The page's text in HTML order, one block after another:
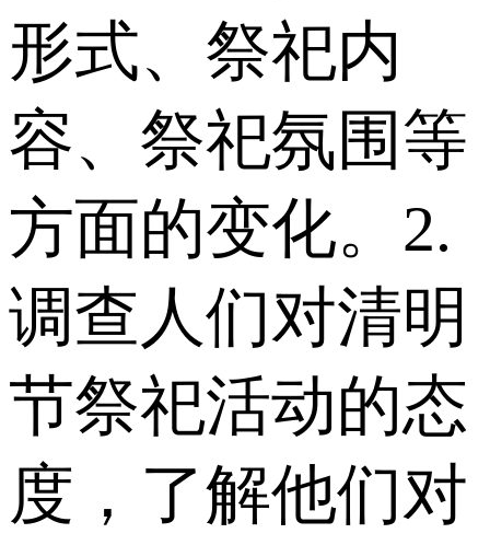
形式、祭祀内
容、祭祀氛围等
方面的变化。 2.
调查人们对清明
节祭祀活动的态
度，了解他们对